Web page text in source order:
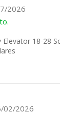
2026
18-28
02/2026